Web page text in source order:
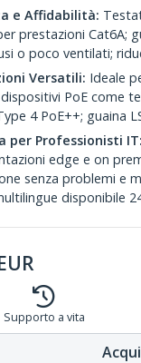
e Affidabilità:
prestazioni Cat6A;
o poco ventilati;
Versatili: Ideale
PoE come
4 PoE++; guaina
per Professionisti IT:
edge e on
senza problemi e
disponibile
Supporto a vita